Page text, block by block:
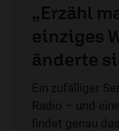
„Erzähl
einziges
änderte
Ein zufälliger
Radio – und
findet genau